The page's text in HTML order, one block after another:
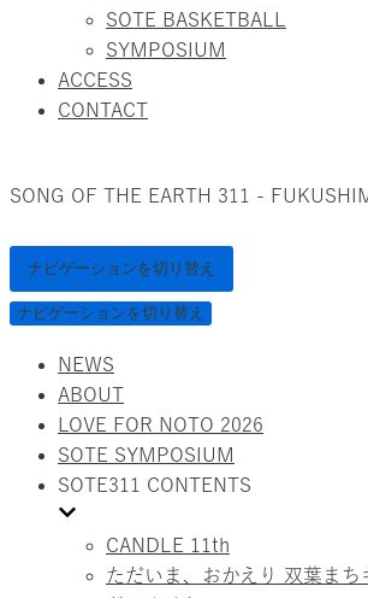
SOTE BASKETBALL
SYMPOSIUM
ACCESS
CONTACT
SONG OF THE EARTH 311 -
ナビゲーションを切り替え
ナビゲーションを切り替え
NEWS
ABOUT
LOVE FOR NOTO 2026
SOTE SYMPOSIUM
SOTE311 CONTENTS
CANDLE 11th
ただいま、おかえり 双葉まち